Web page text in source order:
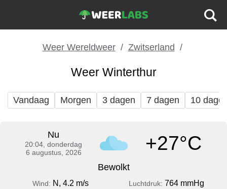
Weer Wereldweer Zwitserland
Weer Winterthur
Vandaag Morgen 3 dagen 7 dagen 10
Nu
20:04, donderdag
6 augustus, 2026
+27°C
Bewolkt
Wind: N, 4.2 m/s Luchtdruk: 764 mmHg